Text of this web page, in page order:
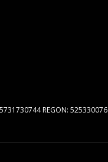
REGON: 525330076